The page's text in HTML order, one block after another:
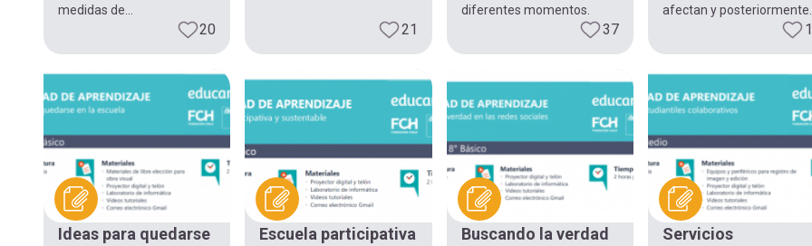
medidas de...
20 21
diferentes momentos.
37
afectan y
Ideas para quedarse
Escuela participativa
Buscando la verdad
Servicios